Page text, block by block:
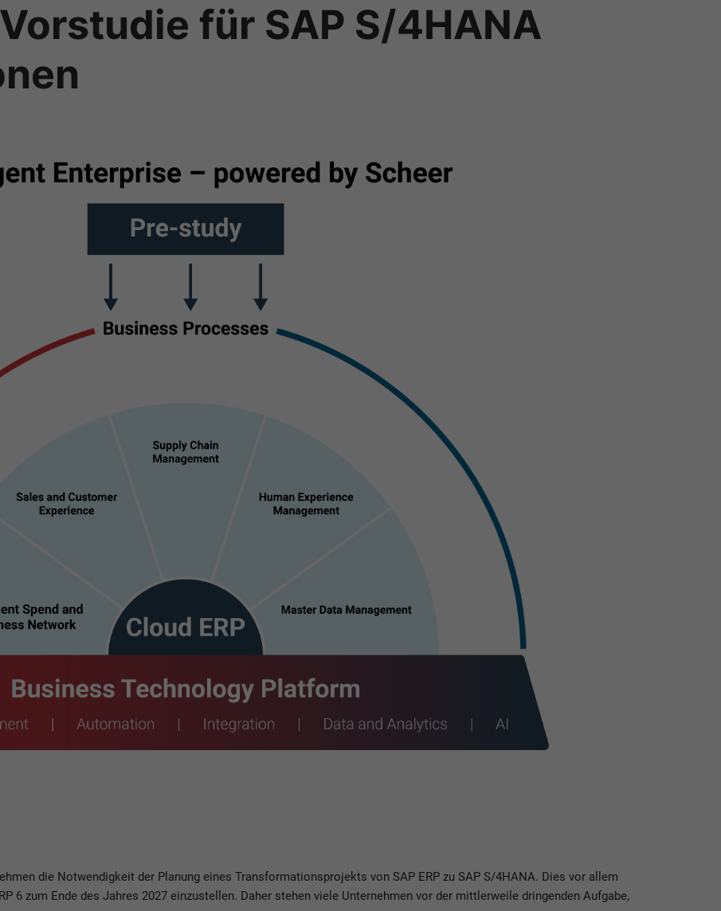
für SAP S/4HANA
die Notwendigkeit der Planung eines Transformationsprojekts von SAP ERP zu SAP S/4HANA. Dies vor allem
6 zum Ende des Jahres 2027 einzustellen. Daher stehen viele Unternehmen vor der mittlerweile dringenden Aufgabe,